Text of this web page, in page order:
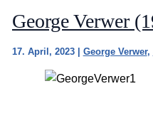
George Verwer
17. April, 2023 | George Verwer,